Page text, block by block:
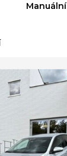
Manuální